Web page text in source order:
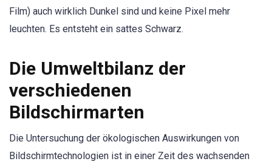
Film) auch wirklich Dunkel sind und keine Pixel mehr
leuchten. Es entsteht ein sattes Schwarz.
Die Umweltbilanz der
verschiedenen
Bildschirmarten
Die Untersuchung der ökologischen Auswirkungen von
Bildschirmtechnologien ist in einer Zeit des wachsenden